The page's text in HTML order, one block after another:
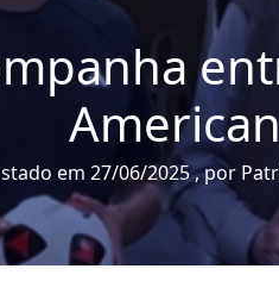
em 27/06/2025 , por